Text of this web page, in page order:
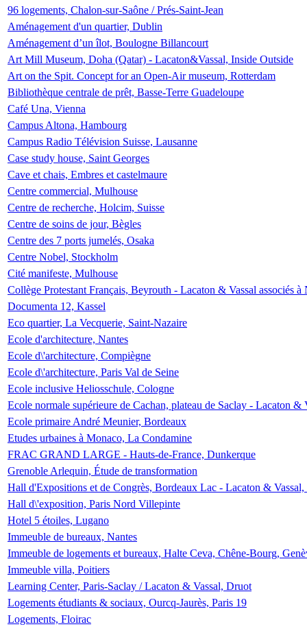
96 logements, Chalon-sur-Saône / Prés-Saint-Jean
Aménagement d'un quartier, Dublin
Aménagement d’un îlot, Boulogne Billancourt
Art Mill Museum, Doha (Qatar) - Lacaton&Vassal, Inside Outside
Art on the Spit. Concept for an Open-Air museum, Rotterdam
Bibliothèque centrale de prêt, Basse-Terre Guadeloupe
Café Una, Vienna
Campus Altona, Hambourg
Campus Radio Télévision Suisse, Lausanne
Case study house, Saint Georges
Cave et chais, Embres et castelmaure
Centre commercial, Mulhouse
Centre de recherche, Holcim, Suisse
Centre de soins de jour, Bègles
Centre des 7 ports jumelés, Osaka
Centre Nobel, Stockholm
Cité manifeste, Mulhouse
Collège Protestant Français, Beyrouth - Lacaton & Vassal associés
Documenta 12, Kassel
Eco quartier, La Vecquerie, Saint-Nazaire
Ecole d'architecture, Nantes
Ecole d\'architecture, Compiègne
Ecole d\'architecture, Paris Val de Seine
Ecole inclusive Heliosschule, Cologne
Ecole normale supérieure de Cachan, plateau de Saclay - Lacaton &
Ecole primaire André Meunier, Bordeaux
Etudes urbaines à Monaco, La Condamine
FRAC GRAND LARGE - Hauts-de-France, Dunkerque
Grenoble Arlequin, Étude de transformation
Hall d'Expositions et de Congrès, Bordeaux Lac - Lacaton &
Hall d\'exposition, Paris Nord Villepinte
Hotel 5 étoiles, Lugano
Immeuble de bureaux, Nantes
Immeuble de logements et bureaux, Halte Ceva, Chêne-Bourg,
Immeuble villa, Poitiers
Learning Center, Paris-Saclay / Lacaton & Vassal, Druot
Logements étudiants & sociaux, Ourcq-Jaurès, Paris 19
Logements, Floirac